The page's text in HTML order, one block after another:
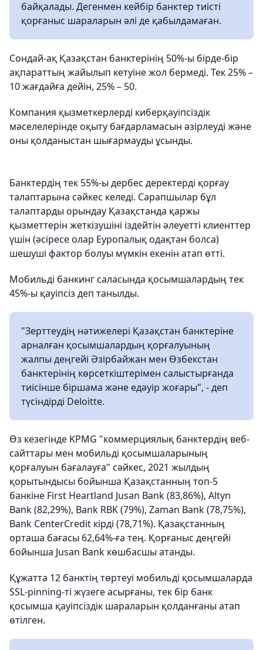
байқалады. Дегенмен кейбір банктер тиісті
қорғаныс шараларын әлі де қабылдамаған.
Сондай-ақ Қазақстан банктерінің 50%-ы бірде-бір
ақпараттың жайылып кетуіне жол бермеді. Тек 25% –
10 жағдайға дейін, 25% – 50.
Компания қызметкерлерді киберқауіпсіздік
мәселелерінде оқыту бағдарламасын әзірлеуді және
оны қолданыстан шығармауды ұсынды.
Банктердің тек 55%-ы дербес деректерді қорғау
талаптарына сәйкес келеді. Сарапшылар бұл
талаптарды орындау Қазақстанда қаржы
қызметтерін жеткізушіні іздейтін әлеуетті клиенттер
үшін (әсіресе олар Еуропалық одақтан болса)
шешуші фактор болуы мүмкін екенін атап өтті.
Мобильді банкинг саласында қосымшалардың тек
45%-ы қауіпсіз деп танылды.
"Зерттеудің нәтижелері Қазақстан банктеріне
арналған қосымшалардың қорғалуының
жалпы деңгейі Әзірбайжан мен Өзбекстан
банктерінің көрсеткіштерімен салыстырғанда
тиісінше біршама және едәуір жоғары", - деп
түсіндірді Deloitte.
Өз кезегінде KPMG "коммерциялық банктердің веб-
сайттары мен мобильді қосымшаларының
қорғалуын бағалауға" сәйкес, 2021 жылдың
қорытындысы бойынша Қазақстанның топ-5
банкіне First Heartland Jusan Bank (83,86%), Altyn
Bank (82,29%), Bank RBK (79%), Zaman Bank (78,75%),
Bank CenterCredit кірді (78,71%). Қазақстанның
орташа бағасы 62,64%-ға тең. Қорғаныс деңгейі
бойынша Jusan Bank көшбасшы атанды.
Құжатта 12 банктің төртеуі мобильді қосымшаларда
SSL-pinning-ті жүзеге асырғаны, тек бір банк
қосымша қауіпсіздік шараларын қолданғаны атап
өтілген.